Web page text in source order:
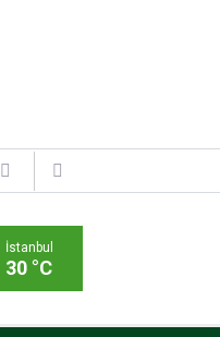
İstanbul
30 °C